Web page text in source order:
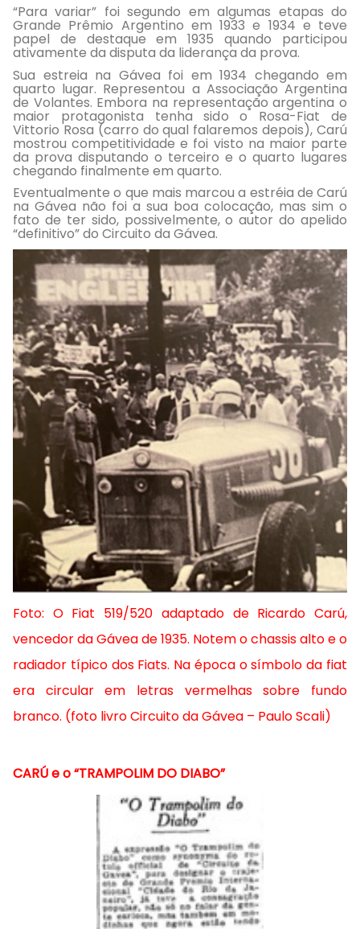
“Para variar” foi segundo em algumas etapas do
Grande Prêmio Argentino em 1933 e 1934 e teve
papel de destaque em 1935 quando participou
ativamente da disputa da liderança da prova.
Sua estreia na Gávea foi em 1934 chegando em
quarto lugar. Representou a Associação Argentina
de Volantes. Embora na representação argentina o
maior protagonista tenha sido o Rosa-Fiat de
Vittorio Rosa (carro do qual falaremos depois), Carú
mostrou competitividade e foi visto na maior parte
da prova disputando o terceiro e o quarto lugares
chegando finalmente em quarto.
Eventualmente o que mais marcou a estréia de Carú
na Gávea não foi a sua boa colocação, mas sim o
fato de ter sido, possivelmente, o autor do apelido
“definitivo” do Circuito da Gávea.
Foto: O Fiat 519/520 adaptado de Ricardo Carú,
vencedor da Gávea de 1935. Notem o chassis alto e o
radiador típico dos Fiats. Na época o símbolo da fiat
era circular em letras vermelhas sobre fundo
branco. (foto livro Circuito da Gávea – Paulo Scali)
CARÚ e o “TRAMPOLIM DO DIABO”